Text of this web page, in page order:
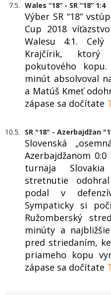
7.5. Wales “18“ - SR “18“ 1:4
Výber SR “18“
Cup 2018
Walesu 4:1.
Krajčírik,
pokutového
minút absolvoval
a Matúš Kmeť
zápase sa dočítate
10.5. SR "18" - Azerbajdžan
Slovenská
Azerbajdžanom
turnaja
stretnutie
podal v
Sympaticky si
Ružomberský
minúty a
pred striedaním,
priameho kopu
zápase sa dočítate